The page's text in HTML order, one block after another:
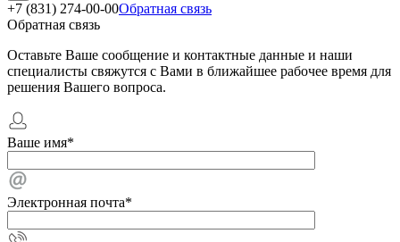
+7 (831) 274-00-00Обратная связь
Обратная связь
Оставьте Ваше сообщение и контактные данные и наши
специалисты свяжутся с Вами в ближайшее рабочее время для
решения Вашего вопроса.
Ваше имя*
Электронная почта*